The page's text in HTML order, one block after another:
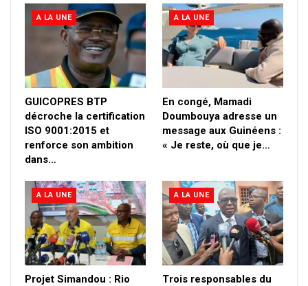
A LA UNE
GUICOPRES BTP
décroche la certification
ISO 9001:2015 et
renforce son ambition
dans…
A LA UNE
En congé, Mamadi
Doumbouya adresse un
message aux Guinéens :
« Je reste, où que je…
A LA UNE
Projet Simandou : Rio
A LA UNE
Trois responsables du